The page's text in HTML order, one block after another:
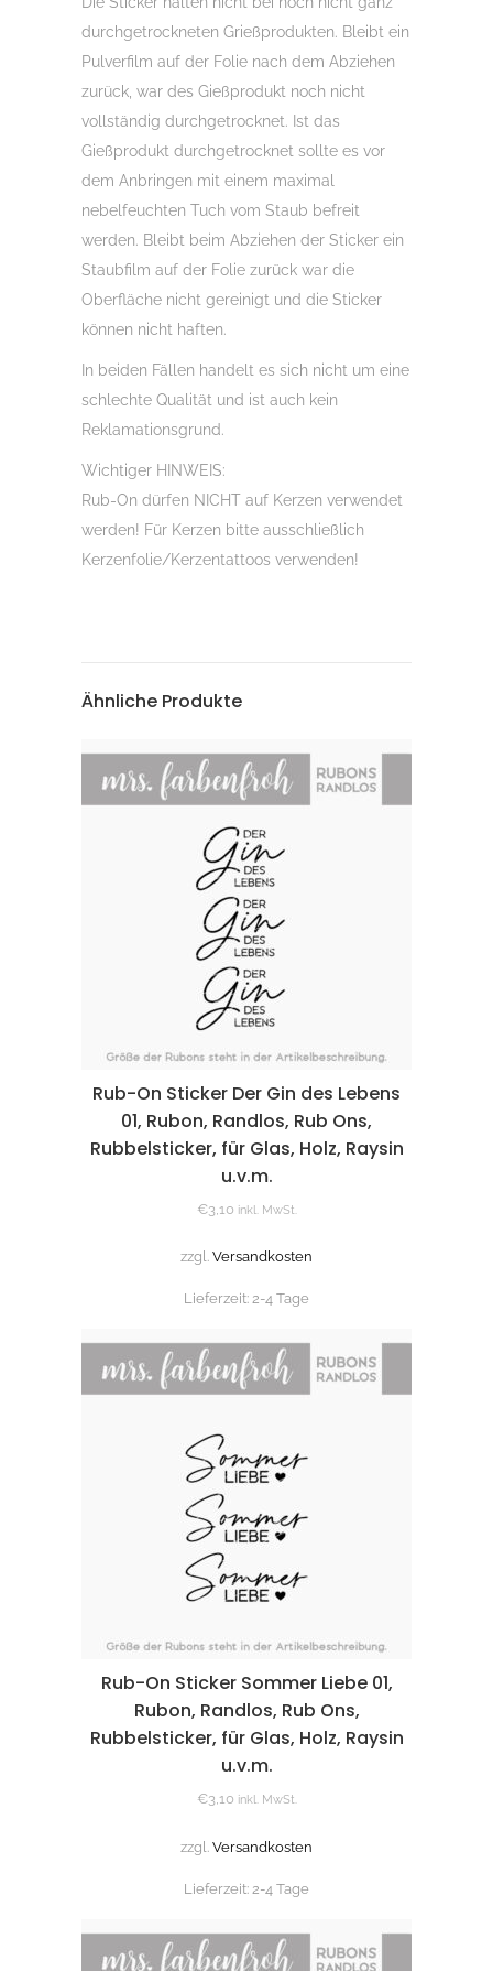
durchgetrockneten Grießprodukten. Bleibt ein
Pulverfilm auf der Folie nach dem Abziehen
zurück, war des Gießprodukt noch nicht
vollständig durchgetrocknet. Ist das
Gießprodukt durchgetrocknet sollte es vor
dem Anbringen mit einem maximal
nebelfeuchten Tuch vom Staub befreit
werden. Bleibt beim Abziehen der Sticker ein
Staubfilm auf der Folie zurück war die
Oberfläche nicht gereinigt und die Sticker
können nicht haften.
In beiden Fällen handelt es sich nicht um eine
schlechte Qualität und ist auch kein
Reklamationsgrund.
Wichtiger HINWEIS:
Rub-On dürfen NICHT auf Kerzen verwendet
werden! Für Kerzen bitte ausschließlich
Kerzenfolie/Kerzentattoos verwenden!
Ähnliche Produkte
Rub-On Sticker Der Gin des Lebens
01, Rubon, Randlos, Rub Ons,
Rubbelsticker, für Glas, Holz, Raysin
u.v.m.
€3,10 inkl. MwSt.
zzgl. Versandkosten
Lieferzeit: 2-4 Tage
Rub-On Sticker Sommer Liebe 01,
Rubon, Randlos, Rub Ons,
Rubbelsticker, für Glas, Holz, Raysin
u.v.m.
€3,10 inkl. MwSt.
zzgl. Versandkosten
Lieferzeit: 2-4 Tage